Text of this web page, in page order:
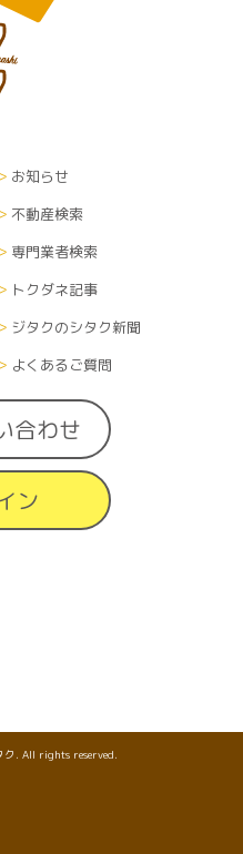
お知らせ
不動産検索
専門業者検索
トクダネ記事
ジタクのシタク新聞
よくあるご質問
合わせ
ン
. All rights reserved.